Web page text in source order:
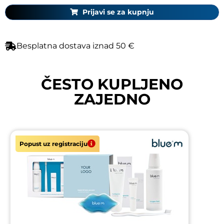
Prijavi se za kupnju
Besplatna dostava iznad 50 €
ČESTO KUPLJENO
ZAJEDNO
Popust uz registraciju